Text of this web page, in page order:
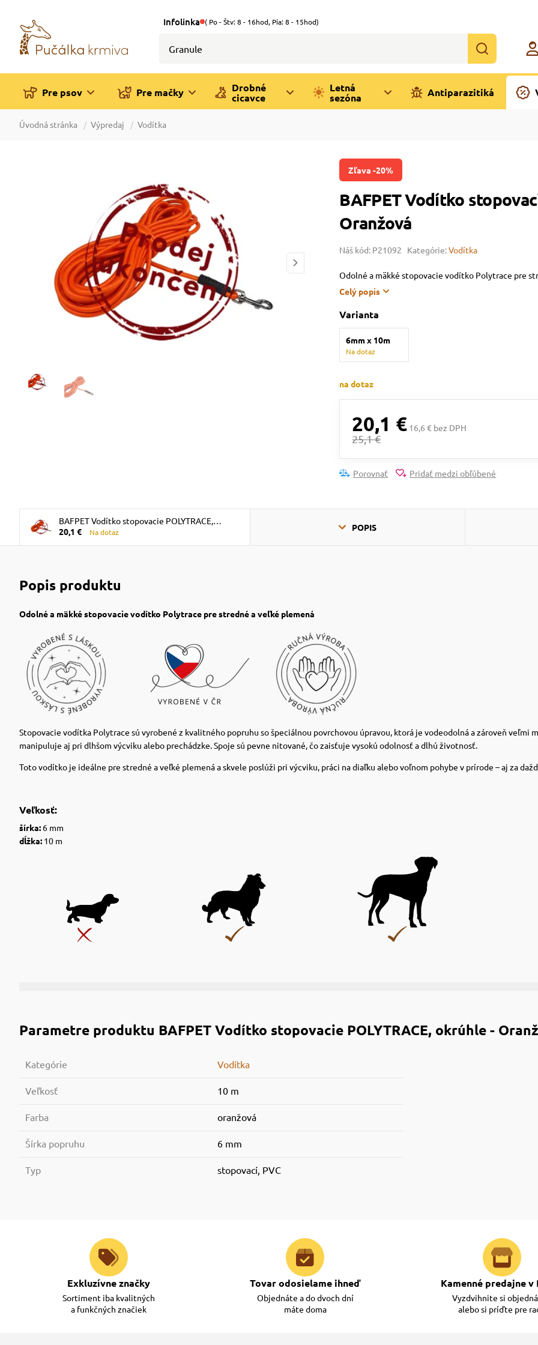
Infolinka ( Po - Štv: 8 - 16hod, Pia: 8 - 15hod)
Pre psov Pre mačky
Drobné
cicavce
Letná
sezóna
Antiparazitiká
Úvodná stránka Výpredaj Vodítka
Zľava -20%
BAFPET Vodítko
Oranžová
Náš kód: P21092 Kategórie:Vodítka
Odolné a mäkké stopovacie vodítko Polytrace pre
Celý popis
Varianta
6mm x 10m
Na dotaz
na dotaz
20,1 € 16,6 € bez DPH
25,1 €
Porovnať Pridať medzi obľúbené
BAFPET Vodítko stopovacie POLYTRACE,
okrúhle - Oranžová
20,1 € Na dotaz POPIS
Popis produktu
Odolné a mäkké stopovacie vodítko Polytrace pre stredné a veľké plemená
Stopovacie vodítka Polytrace sú vyrobené z kvalitného popruhu so špeciálnou povrchovou úpravou, ktorá je vodeodolná a zároveň veľmi
manipuluje aj pri dlhšom výcviku alebo prechádzke. Spoje sú pevne nitované, čo zaisťuje vysokú odolnosť a dlhú životnosť.
Toto vodítko je ideálne pre stredné a veľké plemená a skvele poslúži pri výcviku, práci na diaľku alebo voľnom pohybe v prírode – aj za
Veľkosť:
šírka: 6 mm
dĺžka: 10 m
Parametre produktu BAFPET Vodítko stopovacie POLYTRACE, okrúhle -
Kategórie Vodítka
Veľkosť 10 m
Farba oranžová
Šírka popruhu 6 mm
Typ stopovací, PVC
Exkluzívne značky
Sortiment iba kvalitných
a funkčných značiek
Tovar odosielame ihneď
Objednáte a do dvoch dní
máte doma
Kamenné predajne v
Vyzdvihnite si
alebo si príďte pre